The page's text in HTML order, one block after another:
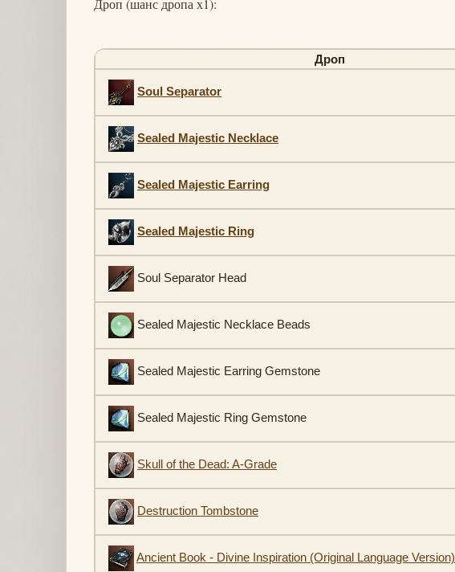
Дроп
Soul Separator
Sealed Majestic Necklace
Sealed Majestic Earring
Sealed Majestic Ring
Soul Separator Head
Sealed Majestic Necklace Beads
Sealed Majestic Earring Gemstone
Sealed Majestic Ring Gemstone
Skull of the Dead: A-Grade
Destruction Tombstone
Ancient Book - Divine Inspiration (Original Language Version)